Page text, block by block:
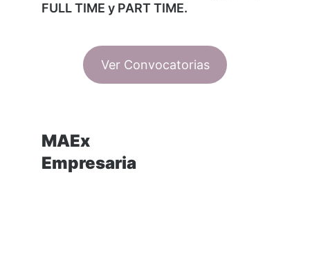
FULL TIME y PART TIME.
Ver Convocatorias
MAEx
Empresaria